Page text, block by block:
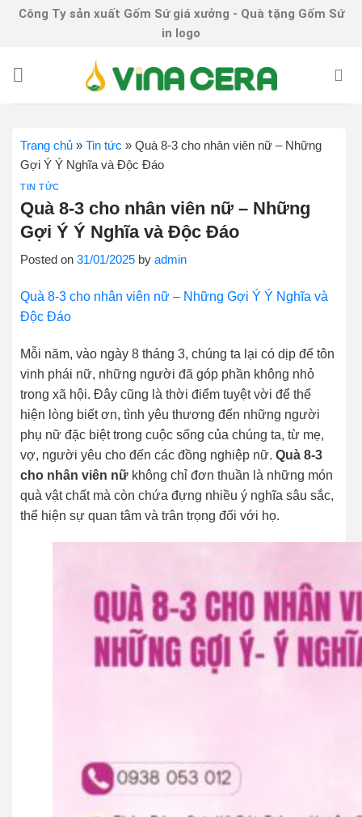
SkipCông Ty sản xuất Gốm Sứ giá xưởng - Quà tặng Gốm Sứ
in logo
Trang chủ » Tin tức » Quà 8-3 cho nhân viên nữ – Những
Gợi Ý Ý Nghĩa và Độc Đáo
TIN TỨC
Quà 8-3 cho nhân viên nữ – Những
Gợi Ý Ý Nghĩa và Độc Đáo
Posted on 31/01/2025 by admin
Quà 8-3 cho nhân viên nữ – Những Gợi Ý Ý Nghĩa và
Độc Đáo
Mỗi năm, vào ngày 8 tháng 3, chúng ta lại có dịp để tôn
vinh phái nữ, những người đã góp phần không nhỏ
trong xã hội. Đây cũng là thời điểm tuyệt vời để thể
hiện lòng biết ơn, tình yêu thương đến những người
phụ nữ đặc biệt trong cuộc sống của chúng ta, từ mẹ,
vợ, người yêu cho đến các đồng nghiệp nữ. Quà 8-3
cho nhân viên nữ không chỉ đơn thuần là những món
quà vật chất mà còn chứa đựng nhiều ý nghĩa sâu sắc,
thể hiện sự quan tâm và trân trọng đối với họ.